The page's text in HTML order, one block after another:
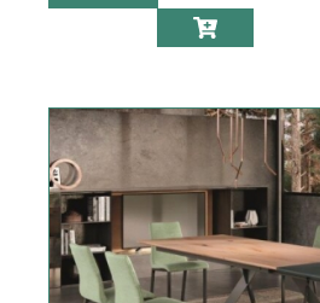
Tisch Capri mit
Klappeinlage